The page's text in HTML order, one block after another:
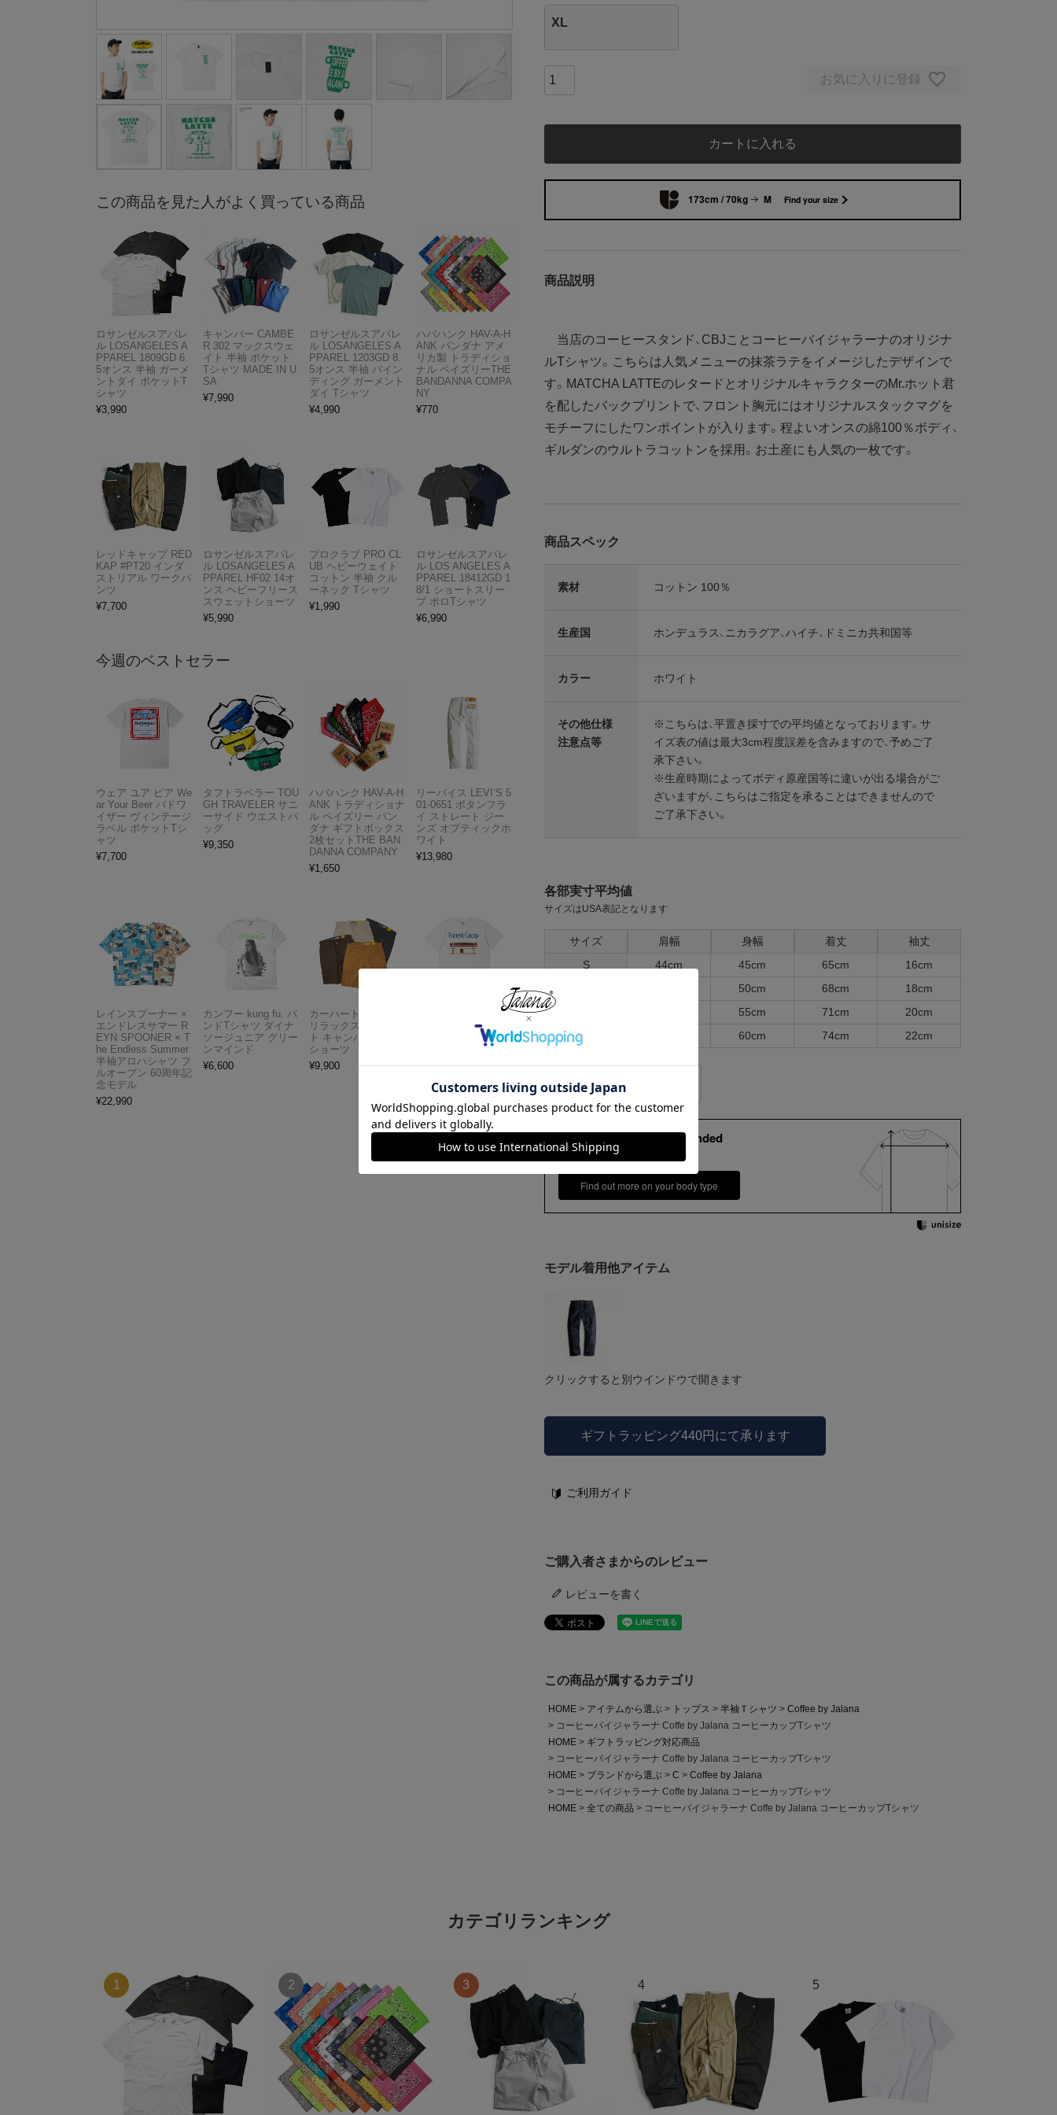
XL
お気に入りに登録
カートに入れる
173cm / 70kg M Find your size
商品説明
当店のコーヒースタンド、CBJことコーヒーバイジャラーナのオリジナ
ルTシャツ。こちらは人気メニューの抹茶ラテをイメージしたデザインで
す。MATCHA LATTEのレタードとオリジナルキャラクターのMr.ホット君
を配したバックプリントで、フロント胸元にはオリジナルスタックマグを
モチーフにしたワンポイントが入ります。程よいオンスの綿100％ボディ、
ギルダンのウルトラコットンを採用。お土産にも人気の一枚です。
商品スペック
素材 コットン 100％
生産国 ホンデュラス、ニカラグア、ハイチ、ドミニカ共和国等
カラー ホワイト
その他仕様
注意点等
※こちらは、平置き採寸での平均値となっております。サ
イズ表の値は最大3cm程度誤差を含みますので、予めご了
承下さい。
※生産時期によってボディ原産国等に違いが出る場合がご
ざいますが、こちらはご指定を承ることはできませんので
ご了承下さい。
各部実寸平均値
サイズはUSA表記となります
サイズ 肩幅 身幅 着丈
袖丈
S
44cm 45cm 65cm
16cm
50cm 68cm
18cm
55cm 71cm
20cm
XL
60cm 74cm 22cm
サイズの測り方
173cm 70kgRecommended
Find out more on your body type
モデル着用他アイテム
クリックすると別ウインドウで開きます
ギフトラッピング440円にて承ります
ご利用ガイド
ご購入者さまからのレビュー
レビューを書く
この商品が属するカテゴリ
HOME アイテムから選ぶ トップス 半袖Ｔシャツ
Coffee by Jalana
コーヒーバイジャラーナ Coffe by Jalana コーヒーカップTシャツ
HOME
ギフトラッピング対応商品
コーヒーバイジャラーナ Coffe by Jalana コーヒーカップTシャツ
HOME
ブランドから選ぶ C
Coffee by Jalana
コーヒーバイジャラーナ Coffe by Jalana コーヒーカップTシャツ
HOME
全ての商品 コーヒーバイジャラーナ Coffe by Jalana コーヒーカップTシャツ
この商品を見た人がよく買っている商品
ロサンゼルスアパレ
ル LOSANGELES A
PPAREL 1809GD 6.
5オンス 半袖 ガーメ
ントダイ ポケットT
シャツ
¥3,990
キャンバー CAMBE
R 302 マックスウェ
イト 半袖 ポケット
Tシャツ MADE IN U
SA
¥7,990
ロサンゼルスアパレ
ル LOSANGELES A
PPAREL 1203GD 8.
5オンス 半袖 バイン
ディング ガーメント
ダイ Tシャツ
¥4,990
ハバハンク HAV-A-H
ANK バンダナ アメ
リカ製 トラディショ
ナル ペイズリーTHE
BANDANNA COMPA
NY
¥770
レッドキャップ RED
KAP #PT20 インダ
ストリアル ワークパ
ンツ
¥7,700
ロサンゼルスアパレ
ル LOSANGELES A
PPAREL HF02 14オ
ンス ヘビーフリース
スウェットショーツ
¥5,990
プロクラブ PRO CL
UB ヘビーウェイト
コットン 半袖 クル
ーネック Tシャツ
¥1,990
ロサンゼルスアパレ
ル LOS ANGELES A
PPAREL 18412GD 1
8/1 ショートスリー
ブ ポロTシャツ
¥6,990
今週のベストセラー
ウェア ユア ビア We
ar Your Beer バドワ
イザー ヴィンテージ
ラベル ポケットTシ
ャツ
¥7,700
タフトラベラー TOU
GH TRAVELER サニ
ーサイド ウエストバ
ッグ
¥9,350
ハバハンク HAV-A-H
ANK トラディショナ
ル ペイズリー バン
ダナ ギフトボックス
2枚セットTHE BAN
DANNA COMPANY
¥1,650
リーバイス LEVI’S 5
01-0651 ボタンフラ
イ ストレート ジー
ンズ オプティックホ
ワイト
¥13,980
レインスプーナー ×
エンドレスサマー R
EYN SPOONER × T
he Endless Summer
半袖アロハシャツ フ
ルオープン 60周年記
念モデル
¥22,990
カンフー kung fu. バ
ンドTシャツ ダイナ
ソージュニア グリー
ンマインド
¥6,600
カーハート Carhartt
リラックスドフィッ
ト キャンバスワーク
ショーツ
¥9,900
アメリカンクラシッ
クス AMERICAN CL
ASSICS ムービーT
シャツ フォレストガ
カテゴリランキング